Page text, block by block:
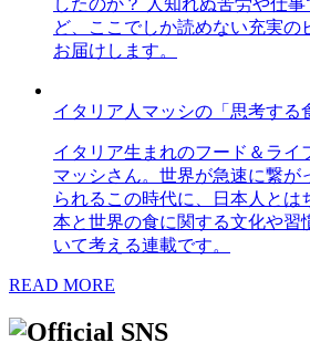
したのか？ 人知れぬ苦労や仕
ど、ここでしか読めない充実の
お届けします。
イタリア人マッシの「思考する
イタリア生まれのフード＆ライ
マッシさん。世界が急速に繋が
られるこの時代に、日本人とは
本と世界の食に関する文化や習
いて考える連載です。
READ MORE